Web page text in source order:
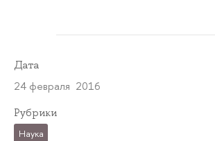
Дата
24 февраля 2016
Рубрики
Наука